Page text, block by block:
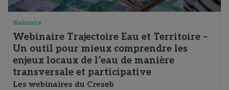
Webinaire
Webinaire Trajectoire Eau et Territoire –
Un outil pour mieux comprendre les
enjeux locaux de l’eau de manière
transversale et participative
Les webinaires du Creseb